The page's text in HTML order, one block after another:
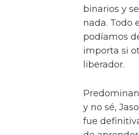
binarios y
nada. Todo
podíamos
importa si
liberador.
y no sé,
fue